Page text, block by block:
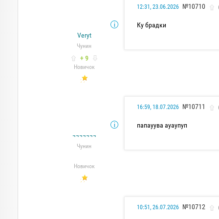
Veryt
Чунин
+ 9
Новичок
12:31, 23.06.2026 №10710
Ку брадки
¬¬¬¬¬¬¬
Чунин
Новичок
16:59, 18.07.2026 №10711
папауува ауаупуп
10:51, 26.07.2026 №10712